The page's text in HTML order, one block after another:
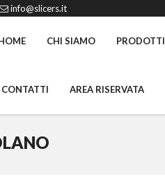
info@slicers.it
CHI SIAMO PRODOTTI
CONTATTI AREA RISERVATA